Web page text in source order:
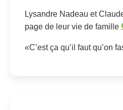
Lysandre Nadeau et
page de leur vie de famille
«C’est ça qu’il faut qu’on